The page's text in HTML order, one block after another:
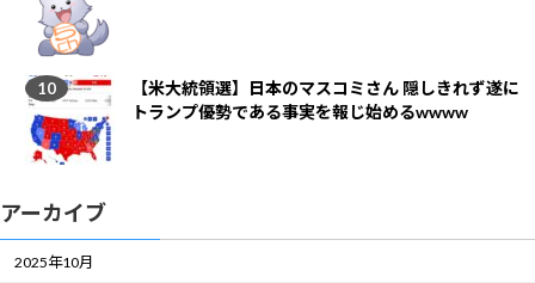
【米大統領選】日本のマスコミさん 隠しきれず遂に
トランプ優勢である事実を報じ始めるwwww
アーカイブ
2025年10月